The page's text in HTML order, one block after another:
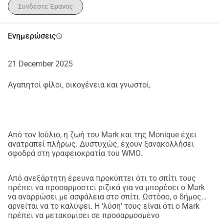
δυνατόν.
ποτέ ξανά να περπατήσει, να δουλέψει; Να ζήσει
Ο δήμος Waalwijk έχει αναλάβει την ευθύνη λόγω της
υπόθεση αποζημίωσης μπορεί να διαρκέσει χρόνια. Και
δαπανηρές προσαρμογές στο σπίτι. Από το WMO
φαίνεται ότι δεν είναι τόσο εύκολο όσο νομίζεται.
Προσβάσιμες εγκαταστάσεις για αναπηρικά καροτσάκια,
ένα προσαρμοσμένο μπάνιο και βοηθήματα για
καθημερινή χρήση.
Μαζί για τον Mark... Με αυτή την καμπάνια crowdfunding
ελπίζουμε ότι ο Mark θα μπορέσει να επιστρέψει σε ένα
Συνδέστε Έρανος
Ενημερώσειςinfo
21 December 2025
Αγαπητοί φίλοι, οικογένεια και γνωστοί,
Από τον Ιούλιο, η ζωή του Mark και της Monique έχει
ανατραπεί πλήρως. Δυστυχώς, έχουν ξανακολλήσει
σφοδρά στη γραφειοκρατία του WMO.
Από ανεξάρτητη έρευνα προκύπτει ότι το σπίτι τους
πρέπει να προσαρμοστεί ριζικά για να μπορέσει ο Mark
να αναρρώσει με ασφάλεια στο σπίτι. Ωστόσο, ο δήμος
αρνείται να το καλύψει. Η ‘λύση’ τους είναι ότι ο Mark
πρέπει να μετακομίσει σε προσαρμοσμένο